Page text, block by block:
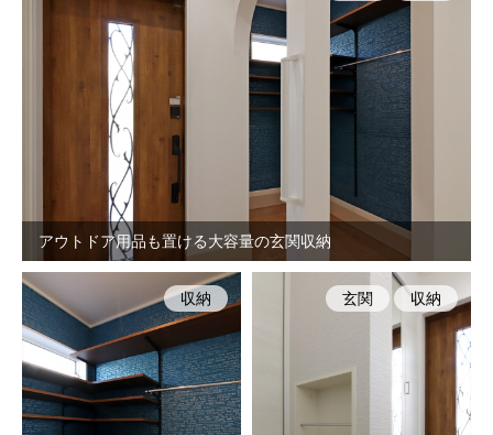
アウトドア用品も置ける大容量の玄関収納
収納 玄関 収納